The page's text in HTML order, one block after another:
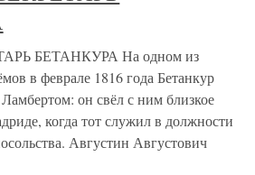
БЕТАНКУРА На одном из
в феврале 1816 года Бетанкур
он свёл с ним близкое
когда тот служил в должности
Августин Августович